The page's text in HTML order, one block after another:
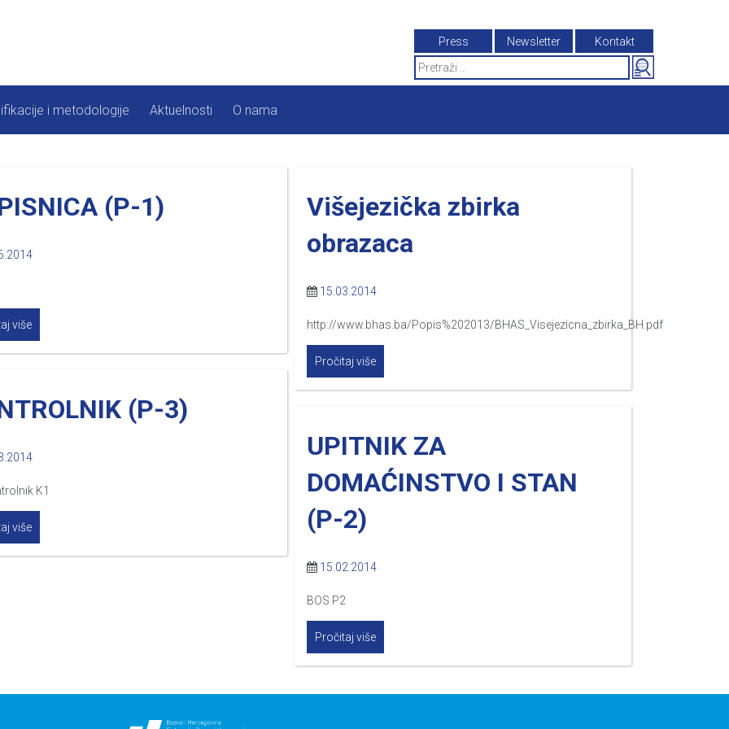
Press Newsletter
Kontakt
Search
for:
i metodologije Aktuelnosti O nama
(P-1)
više
Višejezička zbirka
obrazaca
15.03.2014
http://www.bhas.ba/Popis%202013/BHAS_Visejezicna_zbirka_BH.pdf
Pročitaj više
(P-3)
K1
više
UPITNIK ZA
DOMAĆINSTVO I STAN
(P-2)
15.02.2014
BOS P2
Pročitaj više